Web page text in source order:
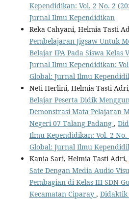
Kependidikan: Vol. 2 No. 2
Jurnal Ilmu Kependidikan
Reka Cahyani, Helmia Tasti
Pembelajaran Jigsaw Untuk
Belajar IPA Pada Siswa Kelas
Jurnal Ilmu Kependidikan:
Global: Jurnal Ilmu
Neti Herlini, Helmia Tasti
Belajar Peserta Didik
Demonstrasi Mata Pelajaran
Negeri 07 Talang Padang ,
Ilmu Kependidikan: Vol. 2
Global: Jurnal Ilmu
Kania Sari, Helmia Tasti Adri,
Sate Dengan Media Audio
Pembagian di Kelas III SDN
Kecamatan Ciparay , Didaktik